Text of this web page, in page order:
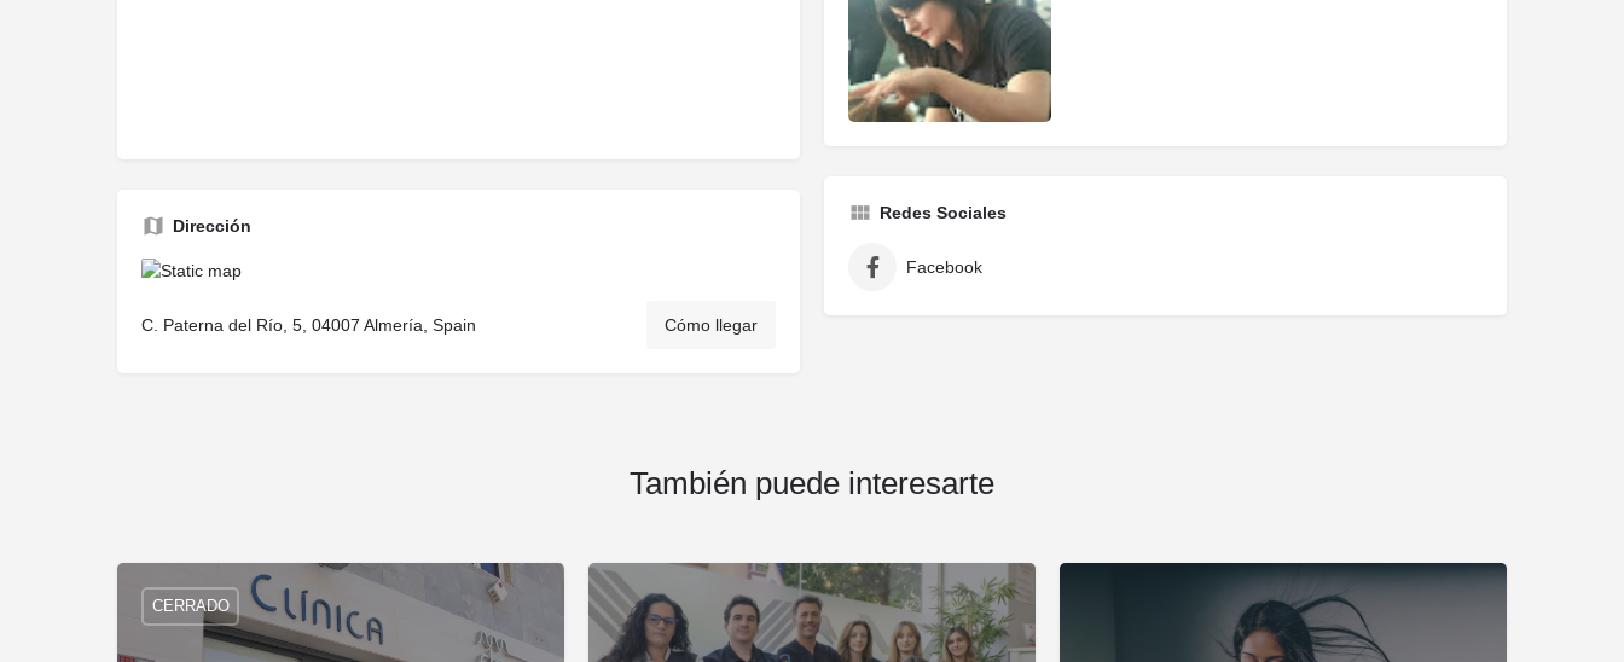
Dirección
C. Paterna del Río, 5, 04007 Almería, Spain Cómo llegar
Redes Sociales
Facebook
También puede interesarte
CERRADO